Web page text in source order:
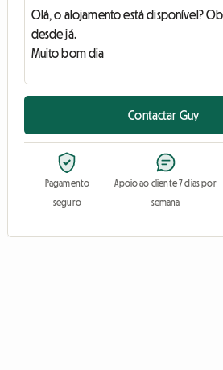
Contactar Guy
Pagamento
seguro
Apoio ao cliente 7 dias por
semana